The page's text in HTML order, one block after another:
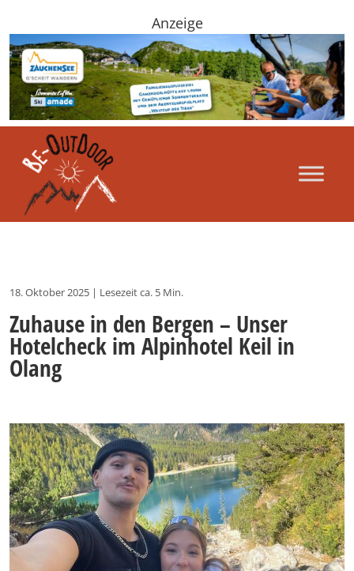
Anzeige
18. Oktober 2025 | Lesezeit ca. 5 Min.
Zuhause in den Bergen – Unser
Hotelcheck im Alpinhotel Keil in
Olang